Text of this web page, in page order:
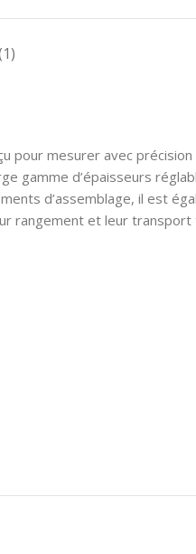
pour mesurer avec
gamme d’épaisseurs
d’assemblage, il est
rangement et leur